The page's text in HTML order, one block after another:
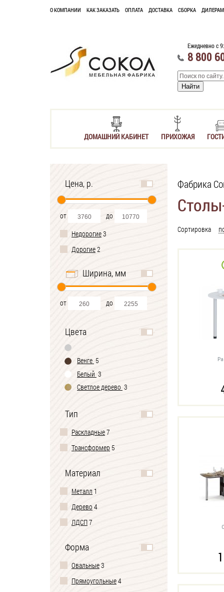
О КОМПАНИИ КАК ЗАКАЗАТЬ ОПЛАТА ДОСТАВКА СБОРКА ДИЛЕРАМ
Ежедневно с
8 800
ДОМАШНИЙ КАБИНЕТ ПРИХОЖАЯ
Цена, р.
от
до
Недорогие3
Дорогие2
Ширина, мм
от до
Цвета
Венге 5
Белый 3
Светлое дерево 3
Тип
Раскладные7
Трансформер 5
Материал
Металл 1
Дерево 4
ЛДСП7
Форма
Овальные3
Прямоугольные4
Фабрика
Сортировка